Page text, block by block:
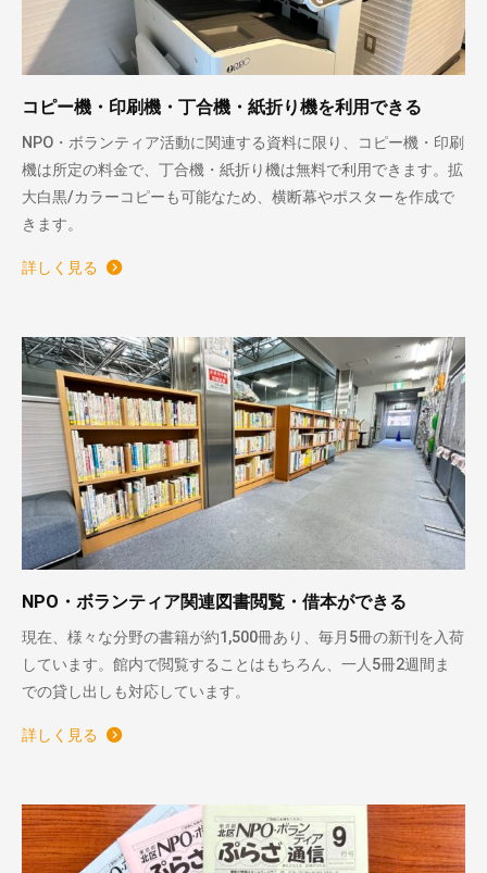
コピー機・印刷機・丁合機・紙折り機を利用できる
NPO・ボランティア活動に関連する資料に限り、コピー機・印刷
機は所定の料金で、丁合機・紙折り機は無料で利用できます。拡
大白黒/カラーコピーも可能なため、横断幕やポスターを作成で
きます。
詳しく見る
NPO・ボランティア関連図書閲覧・借本ができる
現在、様々な分野の書籍が約1,500冊あり、毎月5冊の新刊を入荷
しています。館内で閲覧することはもちろん、一人5冊2週間ま
での貸し出しも対応しています。
詳しく見る